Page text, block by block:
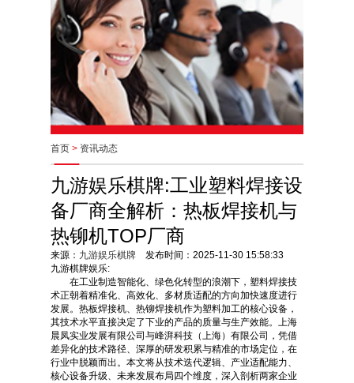
首页 > 资讯动态
九游娱乐棋牌:工业塑料焊接设
备厂商全解析：热板焊接机与
热铆机TOP厂商
来源： 九游娱乐棋牌 发布时间：2025-11-30 15:58:33
九游棋牌娱乐:
在工业制造智能化、绿色化转型的浪潮下，塑料焊接技
术正朝着精准化、高效化、多材质适配的方向加快速度进行
发展。热板焊接机、热铆焊接机作为塑料加工的核心设备，
其技术水平直接决定了下业的产品的质量与生产效能。上海
晨凤实业发展有限公司与峰湃科技（上海）有限公司，凭借
差异化的技术路径、深厚的研发积累与精准的市场定位，在
行业中脱颖而出。本文将从技术迭代逻辑、产业适配能力、
核心设备升级、未来发展布局四个维度，深入剖析两家企业